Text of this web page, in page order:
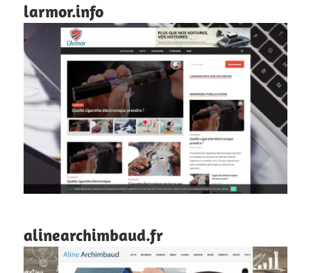
larmor.info
alinearchimbaud.fr